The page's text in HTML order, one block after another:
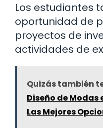
Los estudiantes
oportunidad de
proyectos de
actividades de
Quizás también
Diseño de Modas
Las Mejores